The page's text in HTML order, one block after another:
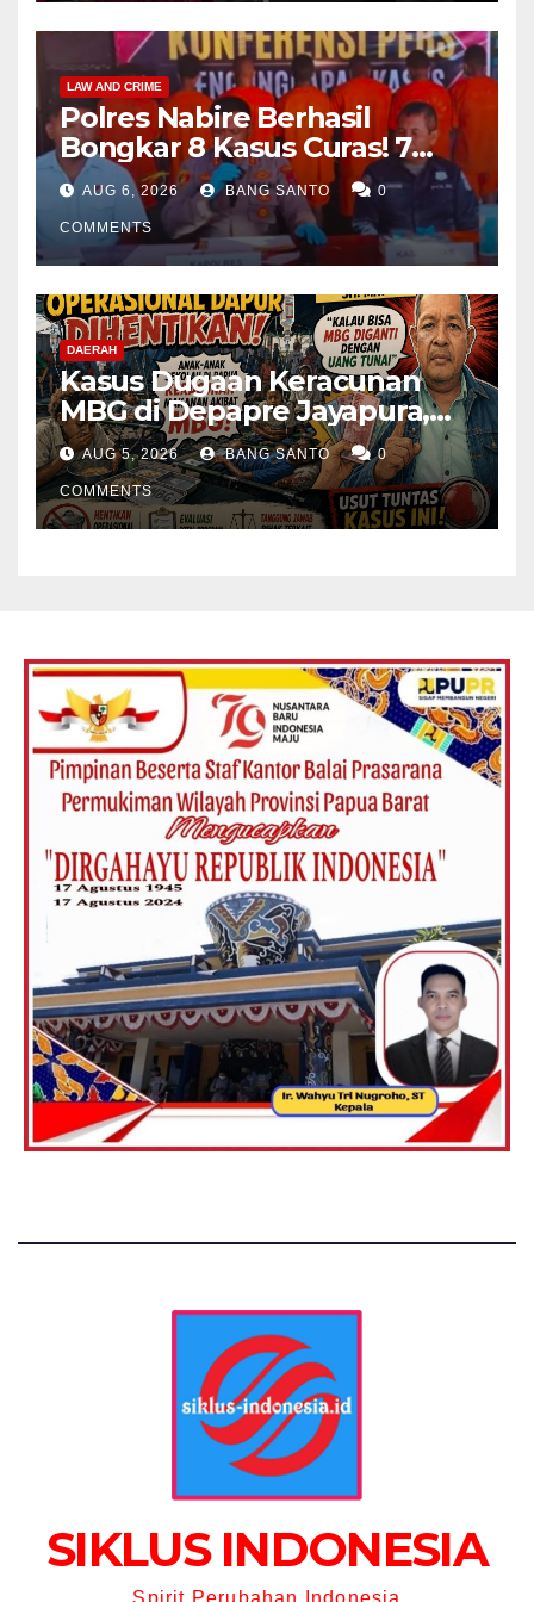
LAW AND CRIME
Polres Nabire Berhasil
Bongkar 8 Kasus Curas! 7
Pelaku Ditangkap, 62 Motor
Kembali Diamankan
AUG 6, 2026 BANG SANTO 0
COMMENTS
DAERAH
Kasus Dugaan Keracunan
MBG di Depapre Jayapura,
Aktivis Papua Minta
Operasional Dapur
Dihentikan & Evaluasi
Menyeluruh
AUG 5, 2026 BANG SANTO 0
COMMENTS
SIKLUS INDONESIA
Spirit Perubahan Indonesia